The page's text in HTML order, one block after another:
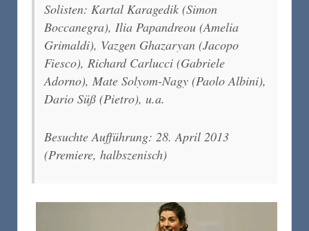
Solisten: Kartal Karagedik (Simon
Boccanegra), Ilia Papandreou (Amelia
Grimaldi), Vazgen Ghazaryan (Jacopo
Fiesco), Richard Carlucci (Gabriele
Adorno), Mate Solyom-Nagy (Paolo Albini),
Dario Süß (Pietro), u.a.
Besuchte Aufführung: 28. April 2013
(Premiere, halbszenisch)